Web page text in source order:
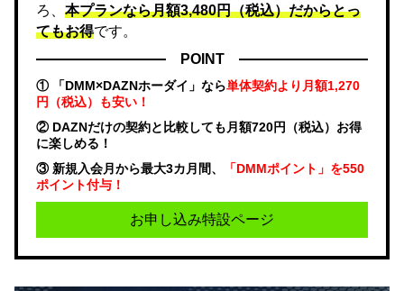
ろ、 本プランなら月額3,480円（税込）だからとっ
てもお得です。
POINT
① 「DMM×DAZNホーダイ」なら単体契約より月額1,270
円（税込）も安い！
② DAZNだけの契約と比較しても月額720円（税込）お得
に楽しめる！
③ 新規入会月から最大3カ月間、
「DMMポイント」を550
ポイント付与！
お申し込み特設ページ